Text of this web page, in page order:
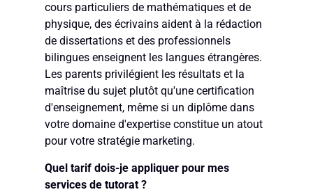
cours particuliers de mathématiques et de
physique, des écrivains aident à la rédaction
de dissertations et des professionnels
bilingues enseignent les langues étrangères.
Les parents privilégient les résultats et la
maîtrise du sujet plutôt qu'une certification
d'enseignement, même si un diplôme dans
votre domaine d'expertise constitue un atout
pour votre stratégie marketing.
Quel tarif dois-je appliquer pour mes
services de tutorat ?